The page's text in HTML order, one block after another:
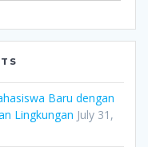
Baru dengan
Lingkungan July 31,